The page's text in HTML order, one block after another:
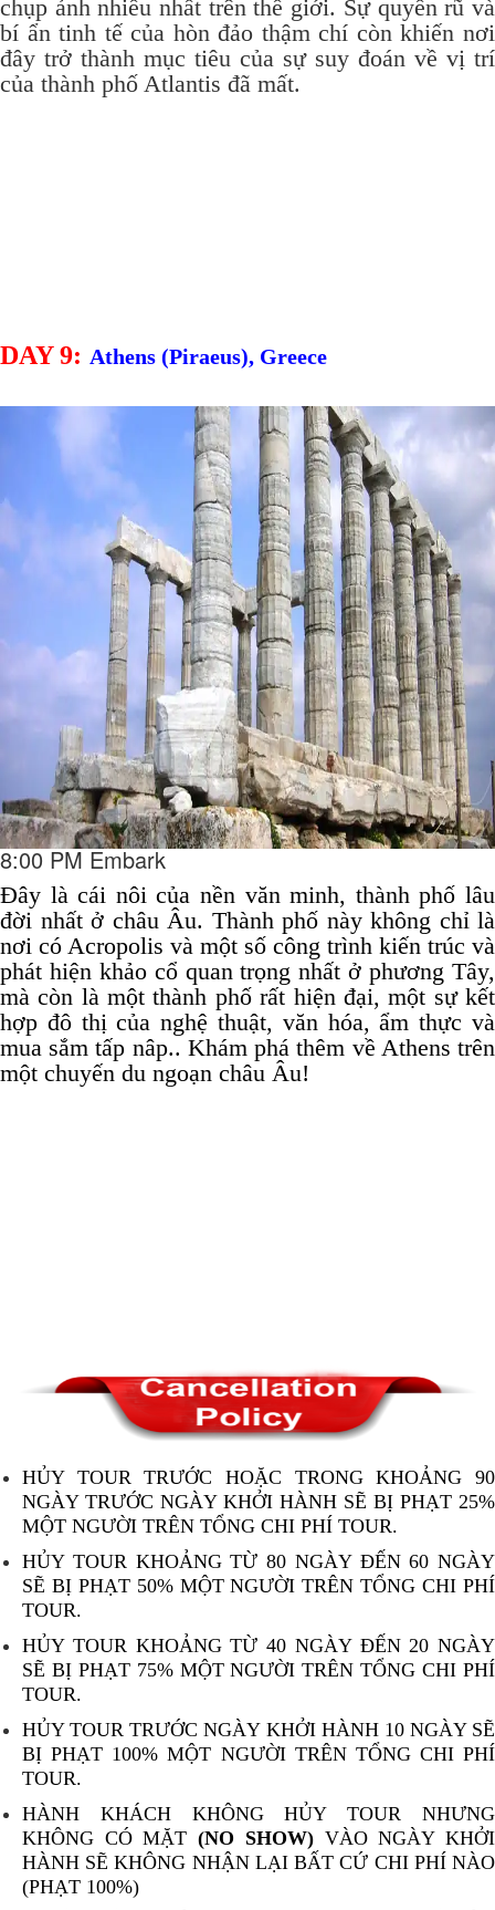
chụp ảnh nhiều nhất trên thế giới. Sự quyến rũ và
bí ẩn tinh tế của hòn đảo thậm chí còn khiến nơi
đây trở thành mục tiêu của sự suy đoán về vị trí
của thành phố Atlantis đã mất.
DAY 9: Athens (Piraeus), Greece
8:00 PM Embark
Đây là cái nôi của nền văn minh, thành phố lâu
đời nhất ở châu Âu. Thành phố này không chỉ là
nơi có Acropolis và một số công trình kiến ​​trúc và
phát hiện khảo cổ quan trọng nhất ở phương Tây,
mà còn là một thành phố rất hiện đại, một sự kết
hợp đô thị của nghệ thuật, văn hóa, ẩm thực và
mua sắm tấp nâp.. Khám phá thêm về Athens trên
một chuyến du ngoạn châu Âu!
HỦY TOUR TRƯỚC HOẶC TRONG KHOẢNG 90
NGÀY TRƯỚC NGÀY KHỞI HÀNH SẼ BỊ PHẠT 25%
MỘT NGƯỜI TRÊN TỔNG CHI PHÍ TOUR.
HỦY TOUR KHOẢNG TỪ 80 NGÀY ĐẾN 60 NGÀY
SẼ BỊ PHẠT 50% MỘT NGƯỜI TRÊN TỔNG CHI PHÍ
TOUR.
HỦY TOUR KHOẢNG TỪ 40 NGÀY ĐẾN 20 NGÀY
SẼ BỊ PHẠT 75% MỘT NGƯỜI TRÊN TỔNG CHI PHÍ
TOUR.
HỦY TOUR TRƯỚC NGÀY KHỞI HÀNH 10 NGÀY SẼ
BỊ PHẠT 100% MỘT NGƯỜI TRÊN TỔNG CHI PHÍ
TOUR.
HÀNH KHÁCH KHÔNG HỦY TOUR NHƯNG
KHÔNG CÓ MẶT(NO SHOW)VÀO NGÀY KHỞI
HÀNH SẼ KHÔNG NHẬN LẠI BẤT CỨ CHI PHÍ NÀO
(PHẠT 100%)